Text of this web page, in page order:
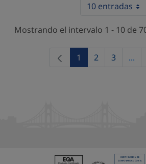
10 entradas
Mostrando el intervalo 1 - 10 de
Página
1 Página
2 Página
3 ...